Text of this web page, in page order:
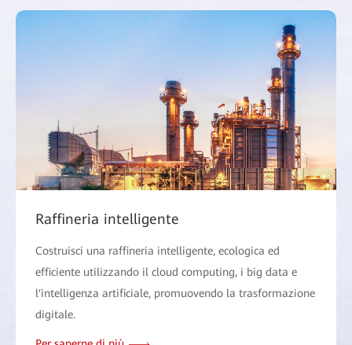
Raffineria intelligente
Costruisci una raffineria intelligente, ecologica ed
efficiente utilizzando il cloud computing, i big data e
l'intelligenza artificiale, promuovendo la trasformazione
digitale.